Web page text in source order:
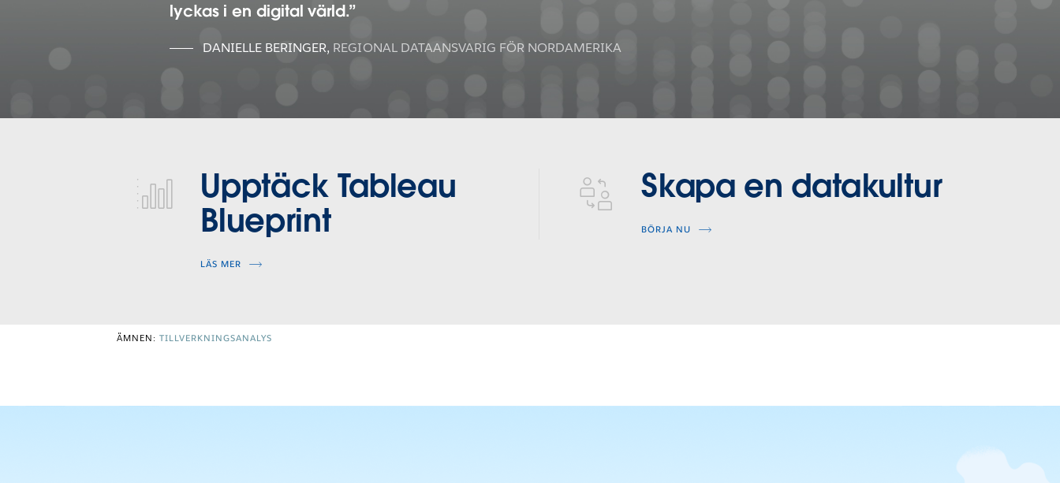
lyckas i en digital värld.
DANIELLE BERINGER, REGIONAL DATAANSVARIG FÖR NORDAMERIKA
Upptäck Tableau
Blueprint
LÄS MER
Skapa en datakultur
BÖRJA NU
ÄMNEN: TILLVERKNINGSANALYS